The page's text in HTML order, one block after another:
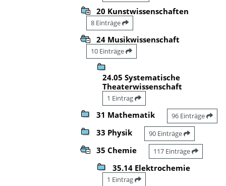
20 Kunstwissenschaften
8 Einträge
24 Musikwissenschaft
10 Einträge
24.05 Systematische
Theaterwissenschaft
1 Eintrag
31 Mathematik 96 Einträge
33 Physik 90 Einträge
35 Chemie 117 Einträge
35.14 Elektrochemie
1 Eintrag